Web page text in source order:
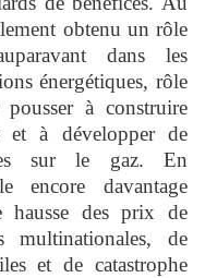
obtenu un rôle
dans les
énergétiques, rôle
à construire
et à développer de
sur le gaz. En
encore davantage
hausse des prix de
multinationales, de
et de catastrophe